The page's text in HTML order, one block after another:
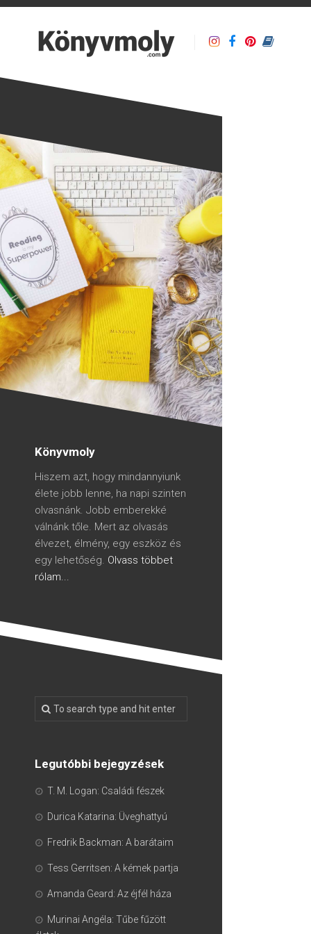
Könyvmoly
Hiszem azt, hogy mindannyiunk
élete jobb lenne, ha napi szinten
olvasnánk. Jobb emberekké
válnánk tőle. Mert az olvasás
élvezet, élmény, egy eszköz és
egy lehetőség. Olvass többet
rólam...
Legutóbbi bejegyzések
T. M. Logan: Családi fészek
Durica Katarina: Üveghattyú
Fredrik Backman: A barátaim
Tess Gerritsen: A kémek partja
Amanda Geard: Az éjfél háza
Murinai Angéla: Tűbe fűzött